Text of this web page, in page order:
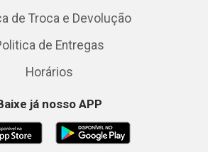
de Troca e Devolução
de Entregas
Horários
já nosso APP